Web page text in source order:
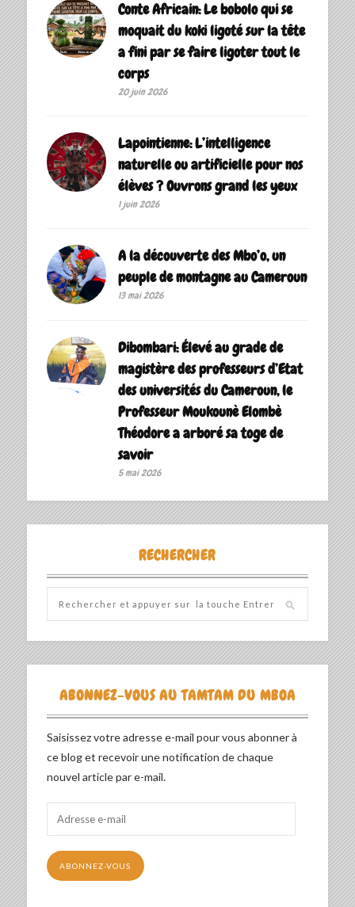
Conte Africain: Le bobolo qui se
moquait du koki ligoté sur la tête
a fini par se faire ligoter tout le
corps
20 juin 2026
Lapointienne: L’intelligence
naturelle ou artificielle pour nos
élèves ? Ouvrons grand les yeux
1 juin 2026
A la découverte des Mbo’o, un
peuple de montagne au Cameroun
13 mai 2026
Dibombari: Élevé au grade de
magistère des professeurs d’Etat
des universités du Cameroun, le
Professeur Moukounè Elombè
Théodore a arboré sa toge de
savoir ‎
5 mai 2026
RECHERCHER
ABONNEZ-VOUS AU TAMTAM DU MBOA
Saisissez votre adresse e-mail pour vous abonner à
ce blog et recevoir une notification de chaque
nouvel article par e-mail.
mail
ABONNEZ-VOUS